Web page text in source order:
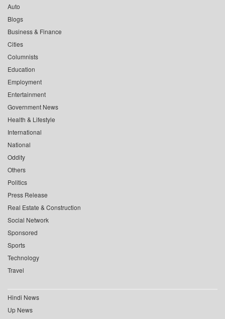
Auto
Blogs
Business & Finance
Cities
Columnists
Education
Employment
Entertainment
Government News
Health & Lifestyle
International
National
Oddity
Others
Politics
Press Release
Real Estate & Construction
Social Network
Sponsored
Sports
Technology
Travel
Hindi News
Up News